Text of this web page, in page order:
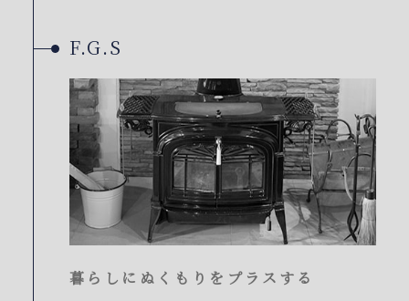
F.G.S
暮らしにぬくもりをプラスする